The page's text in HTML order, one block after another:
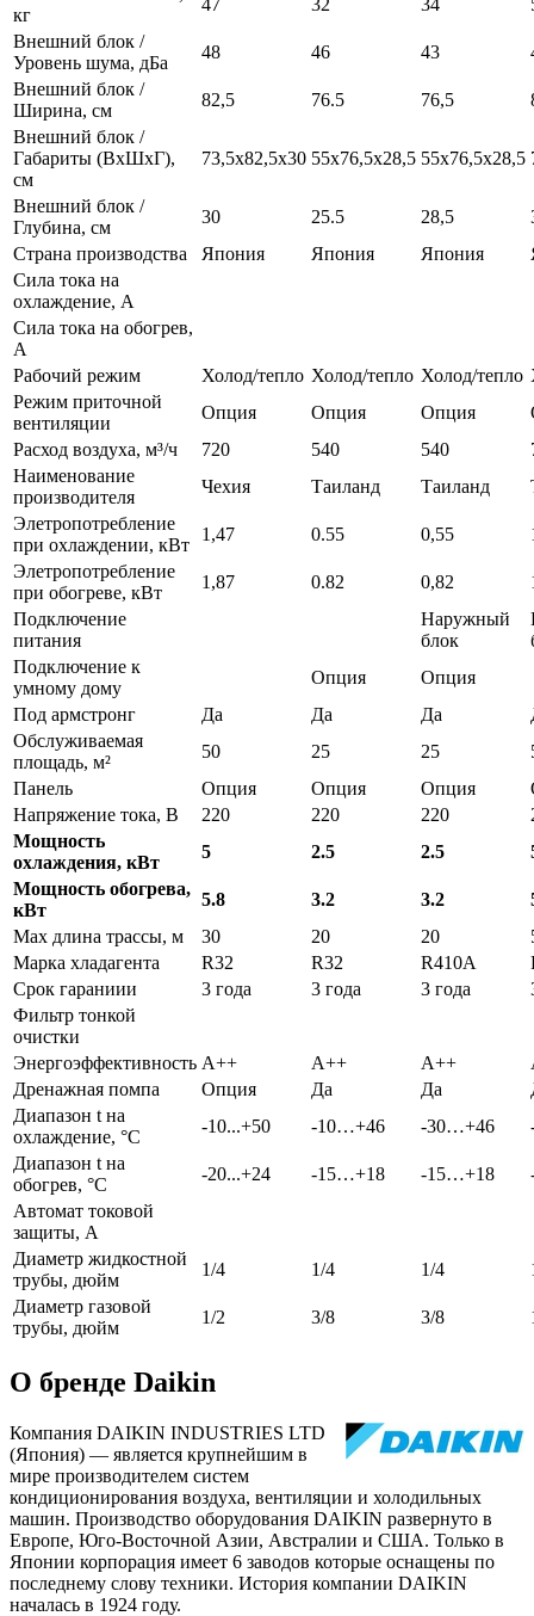
кг
Внешний блок /
Уровень шума, дБа
48 46 43
Внешний блок /
Ширина, см
82,5 76.5 76,5
Внешний блок /
Габариты (ВхШхГ),
см
73,5x82,5x30 55x76,5x28,5 55x76,5x28,5
Внешний блок /
Глубина, см
30 25.5 28,5
Страна производства
Япония Япония Япония
Сила тока на
охлаждение, А
Сила тока на обогрев,
А
Рабочий режим
Холод/тепло Холод/тепло Холод/тепло
Режим приточной
вентиляции
Опция Опция Опция
Расход воздуха, м³/ч
720 540 540
Наименование
производителя
Чехия Таиланд Таиланд
Элетропотребление
при охлаждении, кВт
1,47 0.55 0,55
Элетропотребление
при обогреве, кВт
1,87 0.82 0,82
Подключение
питания
Наружный
блок
Подключение к
умному дому
Опция
Опция
Под армстронг
Да Да Да
Обслуживаемая
площадь, м²
50 25 25
Панель
Опция Опция Опция
Напряжение тока, В
220 220 220
Мощность
охлаждения, кВт
5 2.5 2.5
Мощность обогрева,
кВт
5.8 3.2 3.2
Max длина трассы, м
30 20 20
Марка хладагента
R32 R32 R410A
Срок гараниии
3 года 3 года 3 года
Фильтр тонкой
очистки
Энергоэффективность A++ A++ A++
Дренажная помпа
Опция Да Да
Диапазон t на
охлаждение, °С
-10...+50 -10…+46 -30…+46
Диапазон t на
обогрев, °С
-20...+24 -15…+18 -15…+18
Автомат токовой
защиты, A
Диаметр жидкостной
трубы, дюйм
1/4 1/4 1/4
Диаметр газовой
трубы, дюйм
1/2 3/8 3/8
О бренде Daikin
Компания DAIKIN INDUSTRIES LTD
(Япония) — является крупнейшим в
мире производителем систем
кондиционирования воздуха, вентиляции и холодильных
машин. Производство оборудования DAIKIN развернуто в
Европе, Юго-Восточной Азии, Австралии и США. Только в
Японии корпорация имеет 6 заводов которые оснащены по
последнему слову техники. История компании DAIKIN
началась в 1924 году.